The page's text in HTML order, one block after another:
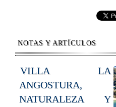
NOTAS Y ARTÍCULOS
VILLA LA
ANGOSTURA,
NATURALEZA Y